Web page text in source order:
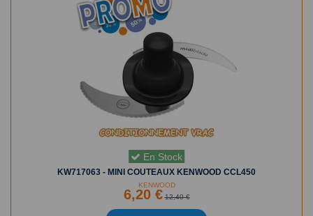
En Stock
KW717063 - MINI COUTEAUX KENWOOD CCL450
KENWOOD
6,20 € 12,40 €